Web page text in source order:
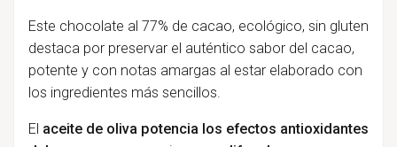
Este chocolate al 77% de cacao, ecológico, sin gluten
destaca por preservar el auténtico sabor del cacao,
potente y con notas amargas al estar elaborado con
los ingredientes más sencillos.
El aceite de oliva potencia los efectos antioxidantes